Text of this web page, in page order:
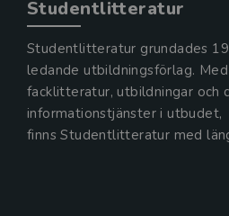
Studentlitteratur
Studentlitteratur grundades
ledande utbildningsförlag.
facklitteratur, utbildningar och
informationstjänster i utbudet,
finns Studentlitteratur med